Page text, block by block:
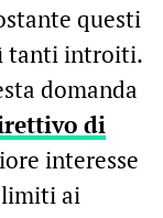
questi
tanti introiti.
domanda
di
interesse
ai